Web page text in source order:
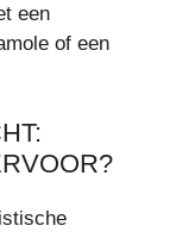
een
of een